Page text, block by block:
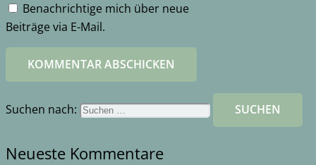
Benachrichtige mich über neue
Beiträge via E-Mail.
KOMMENTAR ABSCHICKEN
Suchen nach:
Neueste Kommentare